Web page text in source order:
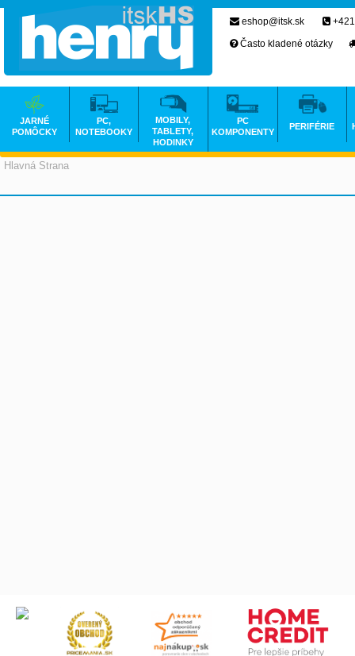
Hlavná Strana
eshop@itsk.sk
Často kladené otázky
JARNÉ
POMÔCKY
PC,
NOTEBOOKY
MOBILY,
TABLETY,
HODINKY
PC
KOMPONENTY
PERIFÉRIE